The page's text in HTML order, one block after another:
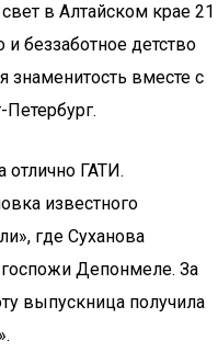
в Алтайском крае 21
беззаботное детство
знаменитость вместе с
отлично ГАТИ.
известного
где Суханова
Депонмеле. За
выпускница получила